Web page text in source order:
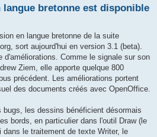
langue bretonne est disponible
en langue bretonne de la suite
sort aujourd'hui en version 3.1 (beta).
d'améliorations. Comme le signale sur son
Ziem, elle apporte quelque 800
précédent. Les améliorations portent
des documents créés avec OpenOffice.
les dessins bénéficient désormais
bords, en particulier dans l'outil Draw (le
le traitement de texte Writer, le